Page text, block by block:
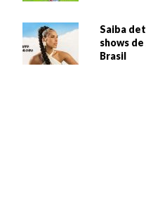
Saiba
shows
Brasil